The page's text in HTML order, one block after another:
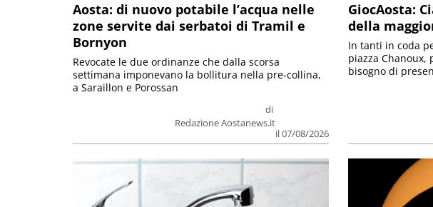
Aosta: di nuovo potabile l’acqua nelle
zone servite dai serbatoi di Tramil e
Bornyon
di
Redazione Aostanews.it
il 07/08/2026
Revocate le due ordinanze che dalla scorsa
settimana imponevano la bollitura nella pre-collina,
a Saraillon e Porossan
GiocAosta:
della
In tanti in coda
piazza
bisogno di